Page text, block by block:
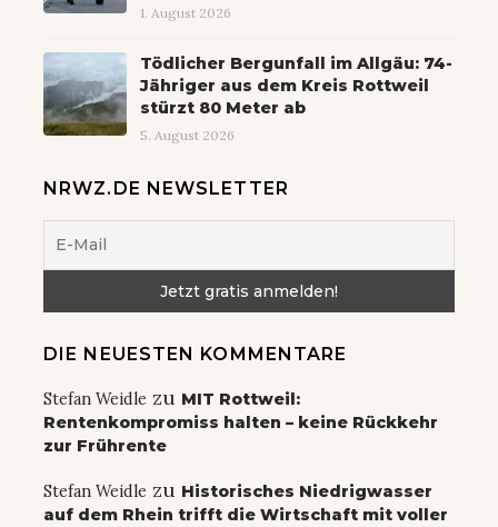
1. August 2026
Tödlicher Bergunfall im Allgäu: 74-
Jähriger aus dem Kreis Rottweil
stürzt 80 Meter ab
5. August 2026
NRWZ.DE NEWSLETTER
DIE NEUESTEN KOMMENTARE
Stefan Weidle zu MIT Rottweil:
Rentenkompromiss halten – keine Rückkehr
zur Frührente
Stefan Weidle zu Historisches Niedrigwasser
auf dem Rhein trifft die Wirtschaft mit voller